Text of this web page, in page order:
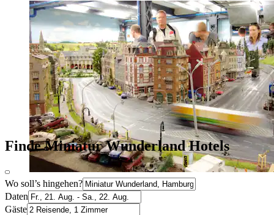
Finde Miniatur Wunderland Hotels
Wo soll’s hingehen?
Daten
Gäste